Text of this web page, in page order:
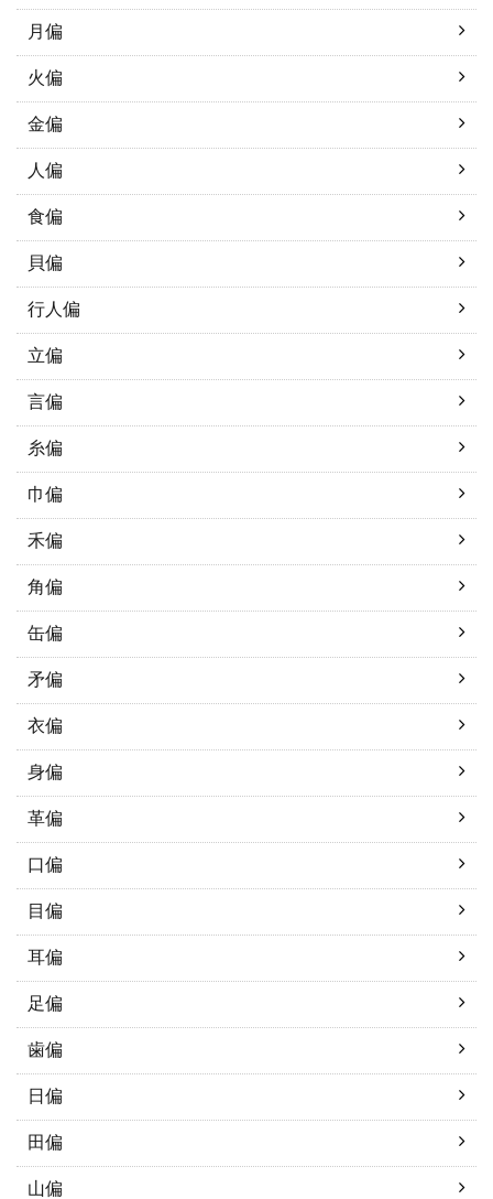
月偏
火偏
金偏
人偏
食偏
貝偏
行人偏
立偏
言偏
糸偏
巾偏
禾偏
角偏
缶偏
矛偏
衣偏
身偏
革偏
口偏
目偏
耳偏
足偏
歯偏
日偏
田偏
山偏